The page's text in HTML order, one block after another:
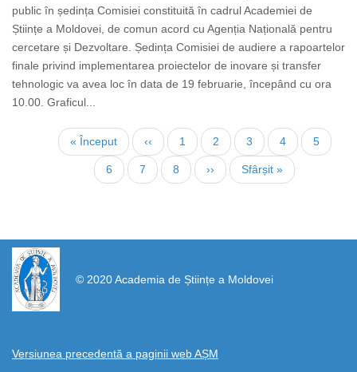
public în ședința Comisiei constituită în cadrul Academiei de
Științe a Moldovei, de comun acord cu Agenția Națională pentru
cercetare și Dezvoltare. Ședința Comisiei de audiere a rapoartelor
finale privind implementarea proiectelor de inovare și transfer
tehnologic va avea loc în data de 19 februarie, începând cu ora
10.00. Graficul...
PaginationFirst
page
« Început
Previous
page
‹‹ Page
1 Page
2 Page
3 Page
4 Page
5
Current
page
6 Page
7 Page
8
Next
page
››
Last
page
Sfârșit »
© 2020 Academia de Științe a Moldovei
Versiunea precedentă a paginii web AȘM
https://propletenie.ru/